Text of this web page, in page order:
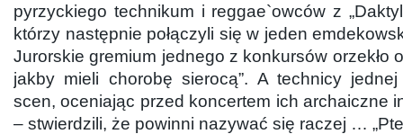
pyrzyckiego technikum i reggae`owców z
którzy następnie połączyli się w jeden
Jurorskie gremium jednego z konkursów orzekło
jakby mieli chorobę sierocą”. A technicy
scen, oceniając przed koncertem ich archaiczne
– stwierdzili, że powinni nazywać się raczej …